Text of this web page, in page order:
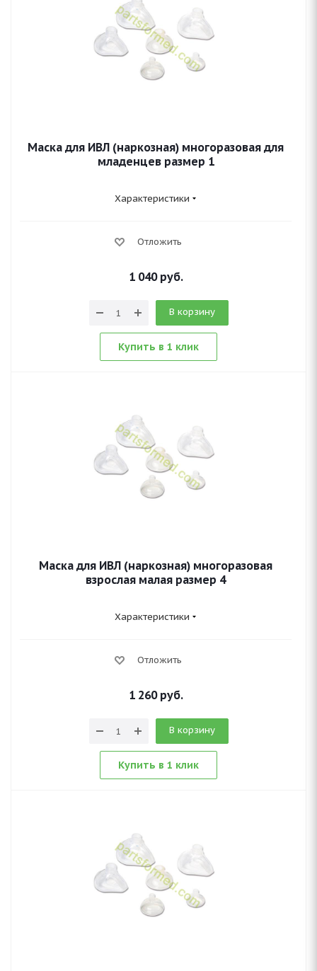
Маска для ИВЛ (наркозная) многоразовая для
младенцев размер 1
Характеристики
Отложить
1 040руб.
В корзину
Купить в 1 клик
Маска для ИВЛ (наркозная) многоразовая
взрослая малая размер 4
Характеристики
Отложить
1 260руб.
В корзину
Купить в 1 клик